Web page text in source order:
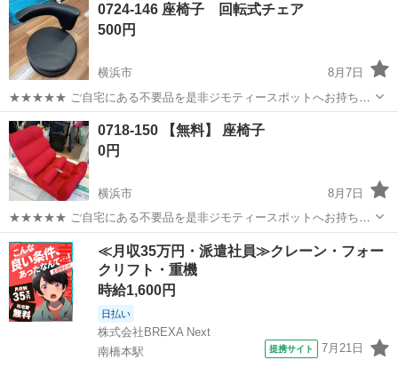
0724-146 座椅子 回転式チェア
500円
横浜市
8月7日
★★★★★ ご自宅にある不要品を是非ジモティースポットへお持ち込
みしませんか？ 家電、趣味・スポーツ・レジャー用品、こども用品、
衣料服飾品、生活雑貨、家具、本、CD・DVDなどが無料でまとめて持
ち込めます！ ※詳細はこ...
神奈川 横浜市 現地
0718-150 【無料】 座椅子
0円
横浜市
8月7日
★★★★★ ご自宅にある不要品を是非ジモティースポットへお持ち込
みしませんか？ 家電、趣味・スポーツ・レジャー用品、こども用品、
衣料服飾品、生活雑貨、家具、本、CD・DVDなどが無料でまとめて持
ち込めます！ ※詳細はこ...
神奈川 横浜市 椅子 現地
≪月収35万円・派遣社員≫クレーン・フォー
クリフト・重機
時給1,600円
日払い
株式会社BREXA Next
南橋本駅
提携サイト 7月21日